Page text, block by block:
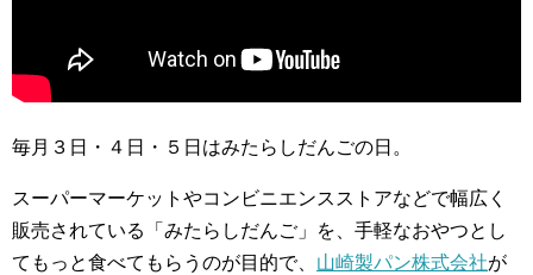
毎月３日・４日・５日はみたらしだんごの日。
スーパーマーケットやコンビニエンスストアなどで幅広く
販売されている「みたらしだんご」を、手軽なおやつとし
てもっと食べてもらうのが目的で、 山崎製パン株式会社が